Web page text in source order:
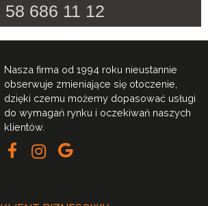
58 686 11 12
Nasza firma od 1994 roku nieustannie
obserwuje zmieniające się otoczenie,
dzięki czemu możemy dopasować usługi
do wymagań rynku i oczekiwań naszych
klientów.